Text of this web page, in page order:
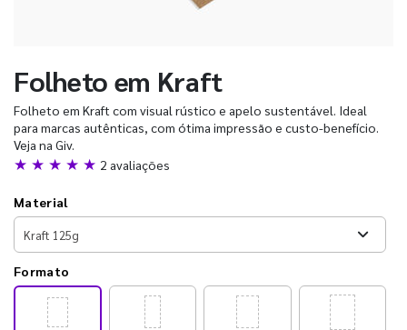
Folheto em Kraft
Folheto em Kraft com visual rústico e apelo sustentável. Ideal
para marcas autênticas, com ótima impressão e custo-benefício.
Veja na Giv.
★ ★ ★ ★ ★ 2 avaliações
Material
Formato